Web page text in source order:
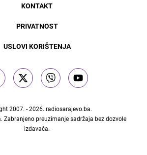
KONTAKT
PRIVATNOST
USLOVI KORIŠTENJA
2007. - 2026. radiosarajevo.ba.
Zabranjeno preuzimanje sadržaja bez dozvole
izdavača.